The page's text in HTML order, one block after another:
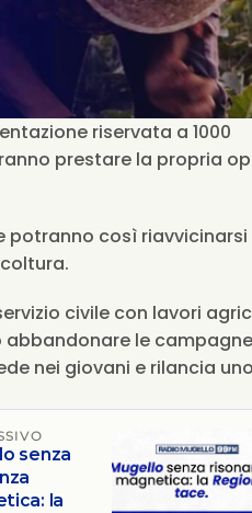
riservata a 1000
prestare la propria
potranno così riavvicinarsi
civile con lavori
le
nei giovani e rilancia
senza
la